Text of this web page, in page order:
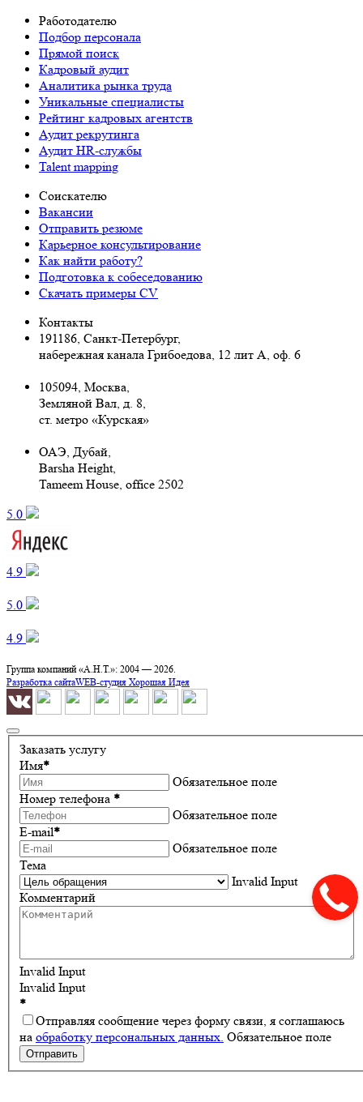
Работодателю
Подбор персонала
Прямой поиск
Кадровый аудит
Аналитика рынка труда
Уникальные специалисты
Рейтинг кадровых агентств
Аудит рекрутинга
Аудит HR-службы
Talent mapping
Соискателю
Вакансии
Отправить резюме
Карьерное консультирование
Как найти работу?
Подготовка к собеседованию
Cкачать примеры CV
Контакты
191186, Санкт-Петербург,
набережная канала Грибоедова, 12 лит А, оф. 6
105094, Москва,
Земляной Вал, д. 8,
ст. метро «Курская»
ОАЭ, Дубай,
Barsha Height,
Tameem House, office 2502
5.0 ‌
4.9 ‌
5.0 ‌
4.9 ‌
Группа компаний «А.Н.Т.»: 2004 —2026.
Разработка сайтаWEB-студия Хорошая Идея
Заказать услугу
Имя*
Обязательное поле
Номер телефона *
Обязательное поле
E-mail*
Обязательное поле
Тема
Invalid Input
Комментарий
Invalid Input
Invalid Input
*
Отправляя сообщение через форму связи, я соглашаюсь
на обработку персональных данных. Обязательное поле
Отправить